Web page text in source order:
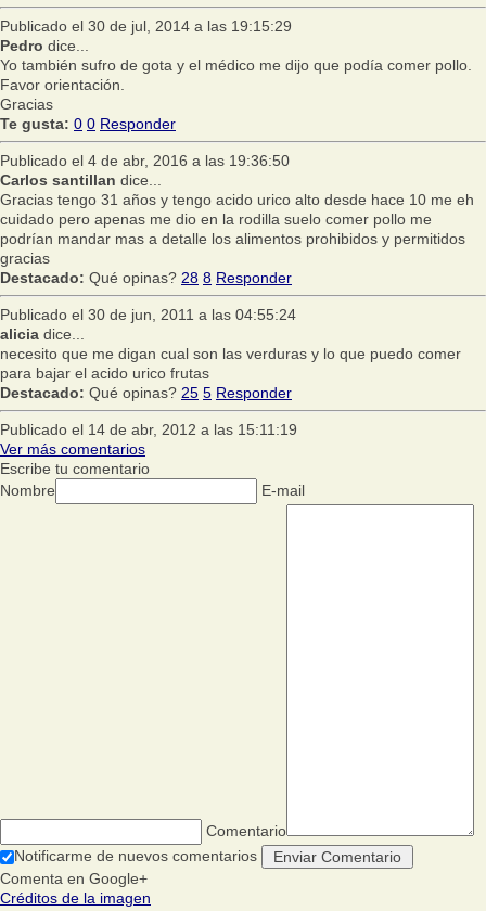
Publicado el 30 de jul, 2014 a las 19:15:29
Pedro dice...
Yo también sufro de gota y el médico me dijo que podía comer pollo.
Favor orientación.
Gracias
Te gusta: 0 0 Responder
Publicado el 4 de abr, 2016 a las 19:36:50
Carlos santillan dice...
Gracias tengo 31 años y tengo acido urico alto desde hace 10 me eh
cuidado pero apenas me dio en la rodilla suelo comer pollo me
podrían mandar mas a detalle los alimentos prohibidos y permitidos
gracias
Destacado: Qué opinas? 28 8 Responder
Publicado el 30 de jun, 2011 a las 04:55:24
alicia dice...
necesito que me digan cual son las verduras y lo que puedo comer
para bajar el acido urico frutas
Destacado: Qué opinas? 25 5 Responder
Publicado el 14 de abr, 2012 a las 15:11:19
Ver más comentarios
Escribe tu comentario
Nombre
E-mail
Comentario
Notificarme de nuevos comentarios
Comenta en Google+
Créditos de la imagen